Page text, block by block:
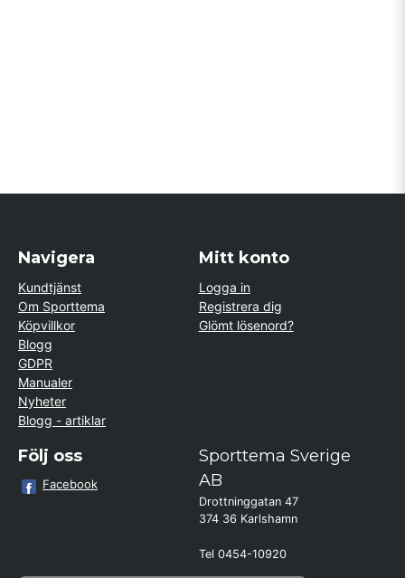
Navigera
Kundtjänst
Om Sporttema
Köpvillkor
Blogg
GDPR
Manualer
Nyheter
Blogg - artiklar
Mitt konto
Logga in
Registrera dig
Glömt lösenord?
Följ oss
Facebook
Sporttema Sverige
AB
Drottninggatan 47
374 36 Karlshamn
Tel 0454-10920